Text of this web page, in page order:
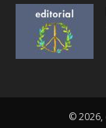
© 2026,